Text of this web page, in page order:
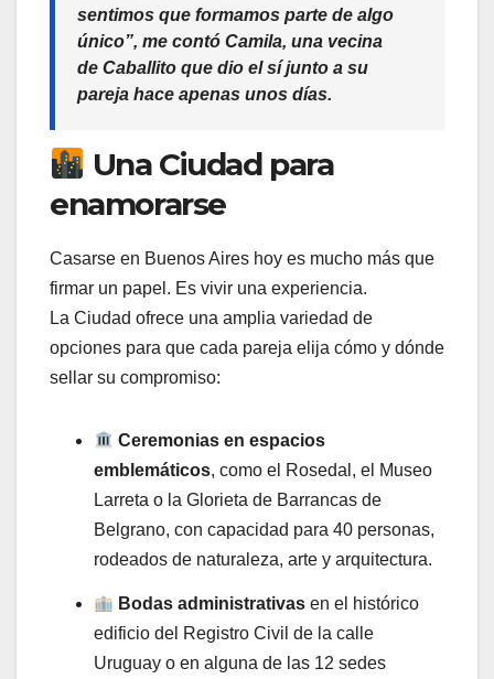
sentimos que formamos parte de algo
único”, me contó Camila, una vecina
de Caballito que dio el sí junto a su
pareja hace apenas unos días.
Una Ciudad para
enamorarse
Casarse en Buenos Aires hoy es mucho más que
firmar un papel. Es vivir una experiencia.
La Ciudad ofrece una amplia variedad de
opciones para que cada pareja elija cómo y dónde
sellar su compromiso:
Ceremonias en espacios
emblemáticos, como el Rosedal, el Museo
Larreta o la Glorieta de Barrancas de
Belgrano, con capacidad para 40 personas,
rodeados de naturaleza, arte y arquitectura.
Bodas administrativas en el histórico
edificio del Registro Civil de la calle
Uruguay o en alguna de las 12 sedes